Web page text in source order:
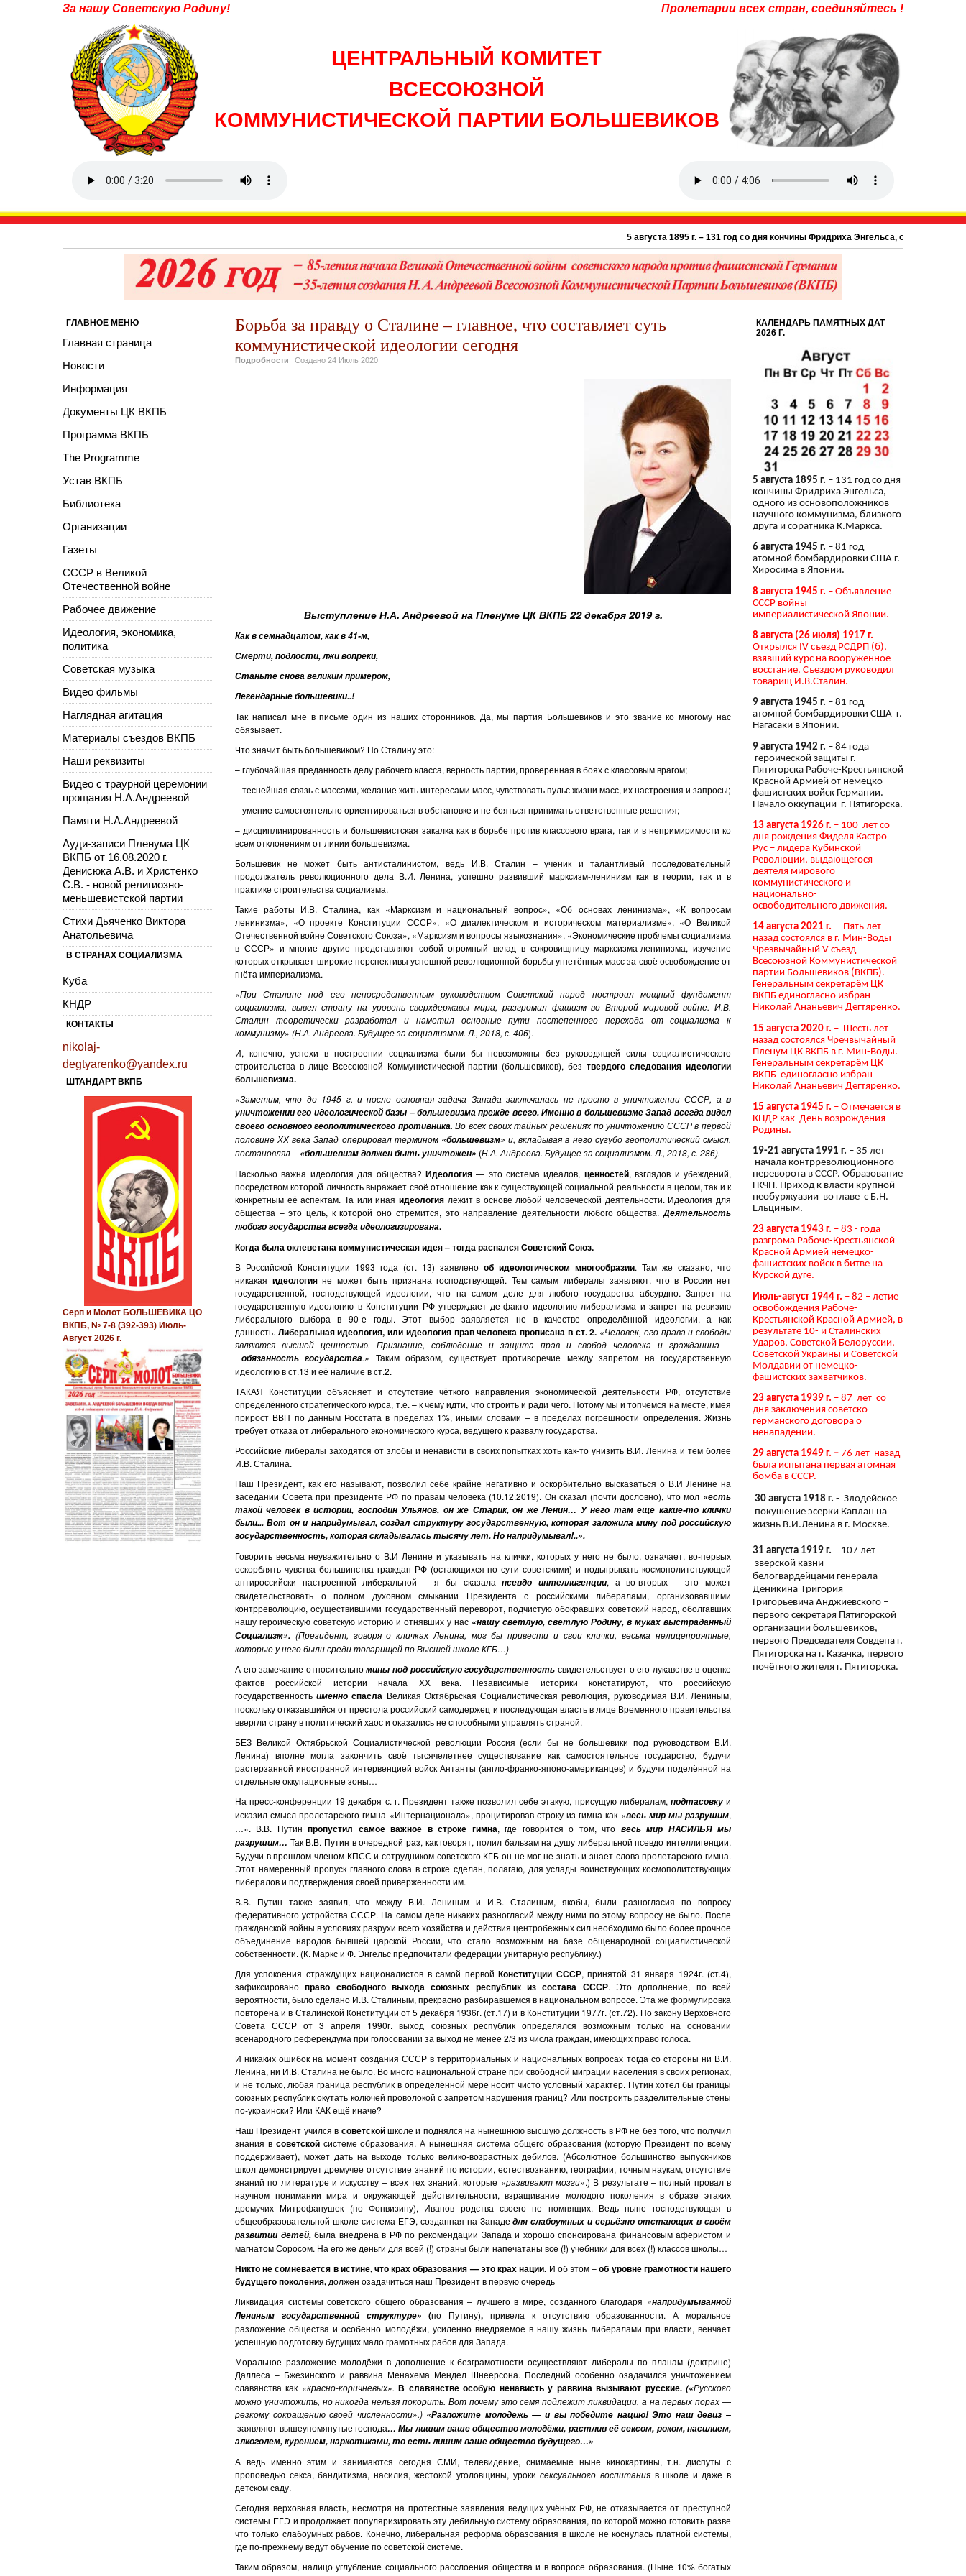
За нашу Советскую Родину! Пролетарии всех стран, соединяйтесь !
ЦЕНТРАЛЬНЫЙ КОМИТЕТ
ВСЕСОЮЗНОЙ
КОММУНИСТИЧЕСКОЙ ПАРТИИ БОЛЬШЕВИКОВ
5 августа 1895 г. – 131 год со дня кончины Фридриха Энгельса, одного из
Борьба за правду о Сталине – главное, что составляет суть
коммунистической идеологии сегодня
Подробности Создано 24 Июль 2020
Выступление Н.А. Андреевой на Пленуме ЦК ВКПБ 22 декабря 2019 г.
Как в семнадцатом, как в 41-м,
Смерти, подлости, лжи вопреки,
Станьте снова великим примером,
Легендарные большевики..!
Так написал мне в письме один из наших сторонников. Да, мы партия Большевиков и это звание ко многому нас
обязывает.
Что значит быть большевиком? По Сталину это:
– глубочайшая преданность делу рабочего класса, верность партии, проверенная в боях с классовым врагом;
– теснейшая связь с массами, желание жить интересами масс, чувствовать пульс жизни масс, их настроения и запросы;
– умение самостоятельно ориентироваться в обстановке и не бояться принимать ответственные решения;
– дисциплинированность и большевистская закалка как в борьбе против классового врага, так и в непримиримости ко
всем отклонениям от линии большевизма.
Большевик не может быть антисталинистом, ведь И.В. Сталин – ученик и талантливый последовательный
продолжатель революционного дела В.И. Ленина, успешно развивший марксизм-ленинизм как в теории, так и в
практике строительства социализма.
Такие работы И.В. Сталина, как «Марксизм и национальный вопрос», «Об основах ленинизма», «К вопросам
ленинизма», «О проекте Конституции СССР», «О диалектическом и историческом материализме», «О Великой
Отечественной войне Советского Союза», «Марксизм и вопросы языкознания», «Экономические проблемы социализма
в СССР» и многие другие представляют собой огромный вклад в сокровищницу марксизма-ленинизма, изучение
которых открывает широкие перспективы успешной революционной борьбы угнетённых масс за своё освобождение от
гнёта империализма.
«При Сталине под его непосредственным руководством Советский народ построил мощный фундамент
социализма, вывел страну на уровень сверхдержавы мира, разгромил фашизм во Второй мировой войне. И.В.
Сталин теоретически разработал и наметил основные пути постепенного перехода от социализма к
коммунизму» (Н.А. Андреева. Будущее за социализмом. Л., 2018, с. 406).
И, конечно, успехи в построении социализма были бы невозможны без руководящей силы социалистического
строительства в лице Всесоюзной Коммунистической партии (большевиков), безтвердого следования идеологии
большевизма.
«Заметим, что до 1945 г. и после основная задача Запада заключалась не просто в уничтожении СССР, ав
уничтожении его идеологической базы – большевизма прежде всего. Именно в большевизме Запад всегда видел
своего основного геополитического противника. Во всех своих тайных решениях по уничтожению СССР в первой
половине ХХ века Запад оперировал термином «большевизм» и, вкладывая в него сугубо геополитический смысл,
постановлял – «большевизм должен быть уничтожен» (Н.А. Андреева. Будущее за социализмом. Л., 2018, с. 286).
Насколько важна идеология для общества? Идеология— это система идеалов, ценностей, взглядов и убеждений,
посредством которой личность выражает своё отношение как к существующей социальной реальности в целом, так и к
конкретным её аспектам. Та или иная идеологиялежит в основе любой человеческой деятельности. Идеология для
общества – это цель, к которой оно стремится, это направление деятельности любого общества. Деятельность
любого государства всегда идеологизирована.
Когда была оклеветана коммунистическая идея – тогда распался Советский Союз.
В Российской Конституции 1993 года (ст. 13) заявлено об идеологическом многообразии. Там же сказано, что
никакая идеологияне может быть признана господствующей. Тем самым либералы заявляют, что в России нет
государственной, господствующей идеологии, что на самом деле для любого государства абсурдно. Запрет на
государственную идеологию в Конституции РФ утверждает де-факто идеологию либерализма и запрет на ревизию
либерального выбора в 90-е годы. Этот выбор заявляется не в качестве определённой идеологии, а как
данность. Либеральная идеология, или идеология прав человека прописана в ст. 2. «Человек, его права и свободы
являются высшей ценностью. Признание, соблюдение и защита прав и свобод человека и гражданина –
обязанность государства.» Таким образом, существует противоречие между запретом на государственную
идеологию в ст.13 и её наличие в ст.2.
ТАКАЯ Конституции объясняет и отсутствие чёткого направления экономической деятельности РФ, отсутствие
определённого стратегического курса, т.е. – к чему идти, что строить и ради чего. Потому мы и топчемся на месте, имея
прирост ВВП по данным Росстата в пределах 1%, иными словами – в пределах погрешности определения. Жизнь
требует отказа от либерального экономического курса, ведущего к развалу государства.
Российские либералы заходятся от злобы и ненависти в своих попытках хоть как-то унизить В.И. Ленина и тем более
И.В. Сталина.
Наш Президент, как его называют, позволил себе крайне негативно и оскорбительно высказаться о В.И Ленине на
заседании Совета при президенте РФ по правам человека (10.12.2019). Он сказал (почти дословно), что мол «есть
такой человек в истории, господин Ульянов, он же Старик, он же Ленин… У него там ещё какие-то клички
были... Вот он и напридумывал, создал структуру государственную, которая заложила мину под российскую
государственность, которая складывалась тысячу лет. Но напридумывал!..».
Говорить весьма неуважительно о В.И Ленине и указывать на клички, которых у него не было, означает, во-первых
оскорблять чувства большинства граждан РФ (остающихся по сути советскими) и подыгрывать космополитствующей
антироссийски настроенной либеральной – я бы сказалапсевдо интеллигенции, а во-вторых – это может
свидетельствовать о полном духовном смыкании Президента с российскими либералами, организовавшими
контрреволюцию, осуществившими государственный переворот, подчистую обокравших советский народ, оболгавших
нашу героическую советскую историю и отнявших у нас «нашу светлую, светлую Родину, в муках выстраданный
Социализм». (Президент, говоря о кличках Ленина, мог бы привести и свои клички, весьма нелицеприятные,
которые у него были среди товарищей по Высшей школе КГБ…)
А его замечание относительномины под российскую государственность свидетельствует о его лукавстве в оценке
фактов российской истории начала ХХ века. Независимые историки констатируют, что российскую
государственностьименно спасла Великая Октябрьская Социалистическая революция, руководимая В.И. Лениным,
поскольку отказавшийся от престола российский самодержец и последующая власть в лице Временного правительства
ввергли страну в политический хаос и оказались не способными управлять страной.
БЕЗ Великой Октябрьской Социалистической революции Россия (если бы не большевики под руководством В.И.
Ленина) вполне могла закончить своё тысячелетнее существование как самостоятельное государство, будучи
растерзанной иностранной интервенцией войск Антанты (англо-франко-японо-американцев) и будучи поделённой на
отдельные оккупационные зоны…
На пресс-конференции 19 декабря с. г. Президент также позволил себе этакую, присущую либералам, подтасовкуи
исказил смысл пролетарского гимна «Интернационала», процитировав строку из гимна как «весь мир мы разрушим,
…». В.В. Путинпропустил самое важное в строке гимна, где говорится о том, что весь мир НАСИЛЬЯ мы
разрушим… Так В.В. Путин в очередной раз, как говорят, полил бальзам на душу либеральной псевдо интеллигенции.
Будучи в прошлом членом КПСС и сотрудником советского КГБ он не мог не знать и знает слова пролетарского гимна.
Этот намеренный пропуск главного слова в строке сделан, полагаю, для услады воинствующих космополитствующих
либералов и подтверждения своей приверженности им.
В.В. Путин также заявил, что между В.И. Лениным и И.В. Сталиным, якобы, были разногласия по вопросу
федеративного устройства СССР. На самом деле никаких разногласий между ними по этому вопросу не было. После
гражданской войны в условиях разрухи всего хозяйства и действия центробежных сил необходимо было более прочное
объединение народов бывшей царской России, что стало возможным на базе общенародной социалистической
собственности. (К. Маркс и Ф. Энгельс предпочитали федерации унитарную республику.)
Для успокоения страждущих националистов в самой первойКонституции СССР, принятой 31 января 1924г. (ст.4),
зафиксированоправо свободного выхода союзных республик из состава СССР. Это дополнение, по всей
вероятности, было сделано И.В. Сталиным, прекрасно разбиравшемся в национальном вопросе. Эта же формулировка
повторена и в Сталинской Конституции от 5 декабря 1936г. (ст.17) и в Конституции 1977г. (ст.72). По закону Верховного
Совета СССР от 3 апреля 1990г. выход союзных республик определялся возможным только на основании
всенародного референдума при голосовании за выход не менее 2/3 из числа граждан, имеющих право голоса.
И никаких ошибок на момент создания СССР в территориальных и национальных вопросах тогда со стороны ни В.И.
Ленина, ни И.В. Сталина не было. Во много национальной стране при свободной миграции населения в своих регионах,
и не только, любая граница республик в определённой мере носит чисто условный характер. Путин хотел бы границы
союзных республик окутать колючей проволокой с запретом нарушения границ? Или построить разделительные стены
по-украински? Или КАК ещё иначе?
Наш Президент учился в советскойшколе и поднялся на нынешнюю высшую должность в РФ не без того, что получил
знания в советской системе образования. А нынешняя система общего образования (которую Президент по всему
поддерживает), может дать на выходе только велико-возрастных дебилов. (Абсолютное большинство выпускников
школ демонстрирует дремучее отсутствие знаний по истории, естествознанию, географии, точным наукам, отсутствие
знаний по литературе и искусству – всех тех знаний, которые «развивают мозги».) В результате – полный провал в
научном понимании мира и окружающей действительности, взращивание молодого поколения в образе этаких
дремучих Митрофанушек (по Фонвизину), Иванов родства своего не помнящих. Ведь ныне господствующая в
общеобразовательной школе система ЕГЭ, созданная на Западедля слабоумных и серьёзно отстающих в своём
развитии детей,была внедрена в РФ по рекомендации Запада и хорошо спонсирована финансовым аферистом и
магнатом Соросом. На его же деньги для всей (!) страны были напечатаны все (!) учебники для всех (!) классов школы…
Никто не сомневается в истине, что крах образования — это крах нации. И об этом –об уровне грамотности нашего
будущего поколения, должен озадачиться наш Президент в первую очередь
Ликвидация системы советского общего образования – лучшего в мире, созданного благодаря «напридумыванной
Лениным государственной структуре» (по Путину),привела к отсутствию образованности. А моральное
разложение общества и особенно молодёжи, усиленно внедряемое в нашу жизнь либералами при власти, венчает
успешную подготовку будущих мало грамотных рабов для Запада.
Моральное разложение молодёжи в дополнение к безграмотности осуществляют либералы по планам (доктрине)
Даллеса – Бжезинского и раввина Менахема Мендел Шнеерсона. Последний особенно озадачился уничтожением
славянства как «красно-коричневых». В славянстве особую ненависть у раввина вызывают русские. («Русского
можно уничтожить, но никогда нельзя покорить. Вот почему это семя подлежит ликвидации, а на первых порах —
резкому сокращению своей численности».) «Разложите молодежь — и вы победите нацию! Это наш девиз –
заявляют вышеупомянутые господа… Мы лишим ваше общество молодёжи, растлив её сексом, роком, насилием,
алкоголем, курением, наркотиками, то есть лишим ваше общество будущего…»
А ведь именно этим и занимаются сегодня СМИ, телевидение, снимаемые ныне кинокартины, т.н. диспуты с
проповедью секса, бандитизма, насилия, жестокой уголовщины, урокисексуального воспитанияв школе и даже в
детском саду.
Сегодня верховная власть, несмотря на протестные заявления ведущих учёных РФ, не отказывается от преступной
системы ЕГЭ и продолжает популяризировать эту дебильную систему образования, по которой можно готовить разве
что только слабоумных рабов. Конечно, либеральная реформа образования в школе не коснулась платной системы,
где по-прежнему ведут обучение по советской системе.
Таким образом, налицо углубление социального расслоения общества и в вопросе образования. (Ныне 10% богатых
ГЛАВНОЕ МЕНЮ
Главная страница
Новости
Информация
Документы ЦК ВКПБ
Программа ВКПБ
The Programme
Устав ВКПБ
Библиотека
Организации
Газеты
СССР в Великой
Отечественной войне
Рабочее движение
Идеология, экономика,
политика
Советская музыка
Видео фильмы
Наглядная агитация
Материалы съездов ВКПБ
Наши реквизиты
Видео с траурной церемонии
прощания Н.А.Андреевой
Памяти Н.А.Андреевой
Ауди-записи Пленума ЦК
ВКПБ от 16.08.2020 г.
Денисюка А.В. и Христенко
С.В. - новой религиозно-
меньшевистской партии
Стихи Дьяченко Виктора
Анатольевича
В СТРАНАХ СОЦИАЛИЗМА
Куба
КНДР
КОНТАКТЫ
nikolaj-
degtyarenko@yandex.ru
ШТАНДАРТ ВКПБ
Серп и Молот БОЛЬШЕВИКА ЦО
ВКПБ, № 7-8 (392-393) Июль-
Август 2026 г.
КАЛЕНДАРЬ ПАМЯТНЫХ ДАТ
2026 Г.
5 августа 1895 г. – 131 год со дня
кончины Фридриха Энгельса,
одного из основоположников
научного коммунизма, близкого
друга и соратника К.Маркса.
6 августа 1945 г. – 81 год
атомной бомбардировки США г.
Хиросима в Японии.
8 августа 1945 г. – Объявление
СССР войны
империалистической Японии.
8 августа (26 июля) 1917 г. –
Открылся IV съезд РСДРП (б),
взявший курс на вооружённое
восстание. Съездом руководил
товарищ И.В.Сталин.
9 августа 1945 г. – 81 год
атомной бомбардировки США г.
Нагасаки в Японии.
9 августа 1942 г. – 84 года
героической защиты г.
Пятигорска Рабоче-Крестьянской
Красной Армией от немецко-
фашистских войск Германии.
Начало оккупации г. Пятигорска.
13 августа 1926 г. – 100 лет со
дня рождения Фиделя Кастро
Рус – лидера Кубинской
Революции, выдающегося
деятеля мирового
коммунистического и
национально-
освободительного движения.
14 августа 2021 г. – Пять лет
назад состоялся в г. Мин-Воды
Чрезвычайный V съезд
Всесоюзной Коммунистической
партии Большевиков (ВКПБ).
Генеральным секретарём ЦК
ВКПБ единогласно избран
Николай Ананьевич Дегтяренко.
15 августа 2020 г. – Шесть лет
назад состоялся Чречвычайный
Пленум ЦК ВКПБ в г. Мин-Воды.
Генеральным секретарём ЦК
ВКПБ единогласно избран
Николай Ананьевич Дегтяренко.
15 августа 1945 г. – Отмечается в
КНДР как День возрождения
Родины.
19-21 августа 1991 г. – 35 лет
начала контрреволюционного
переворота в СССР. Образование
ГКЧП. Приход к власти крупной
необуржуазии во главе с Б.Н.
Ельциным.
23 августа 1943 г. – 83 - года
разгрома Рабоче-Крестьянской
Красной Армией немецко-
фашистских войск в битве на
Курской дуге.
Июль-август 1944 г. – 82 – летие
освобождения Рабоче-
Крестьянской Красной Армией, в
результате 10- и Сталинских
Ударов, Советской Белоруссии,
Советской Украины и Советской
Молдавии от немецко-
фашистских захватчиков.
23 августа 1939 г. – 87 лет со
дня заключения советско-
германского договора о
ненападении.
29 августа 1949 г. – 76 лет назад
была испытана первая атомная
бомба в СССР.
30 августа 1918 г. - Злодейское
покушение эсерки Каплан на
жизнь В.И.Ленина в г. Москве.
31 августа 1919 г. – 107 лет
зверской казни
белогвардейцами генерала
Деникина Григория
Григорьевича Анджиевского –
первого секретаря Пятигорской
организации большевиков,
первого Председателя Совдепа г.
Пятигорска на г. Казачка, первого
почётного жителя г. Пятигорска.